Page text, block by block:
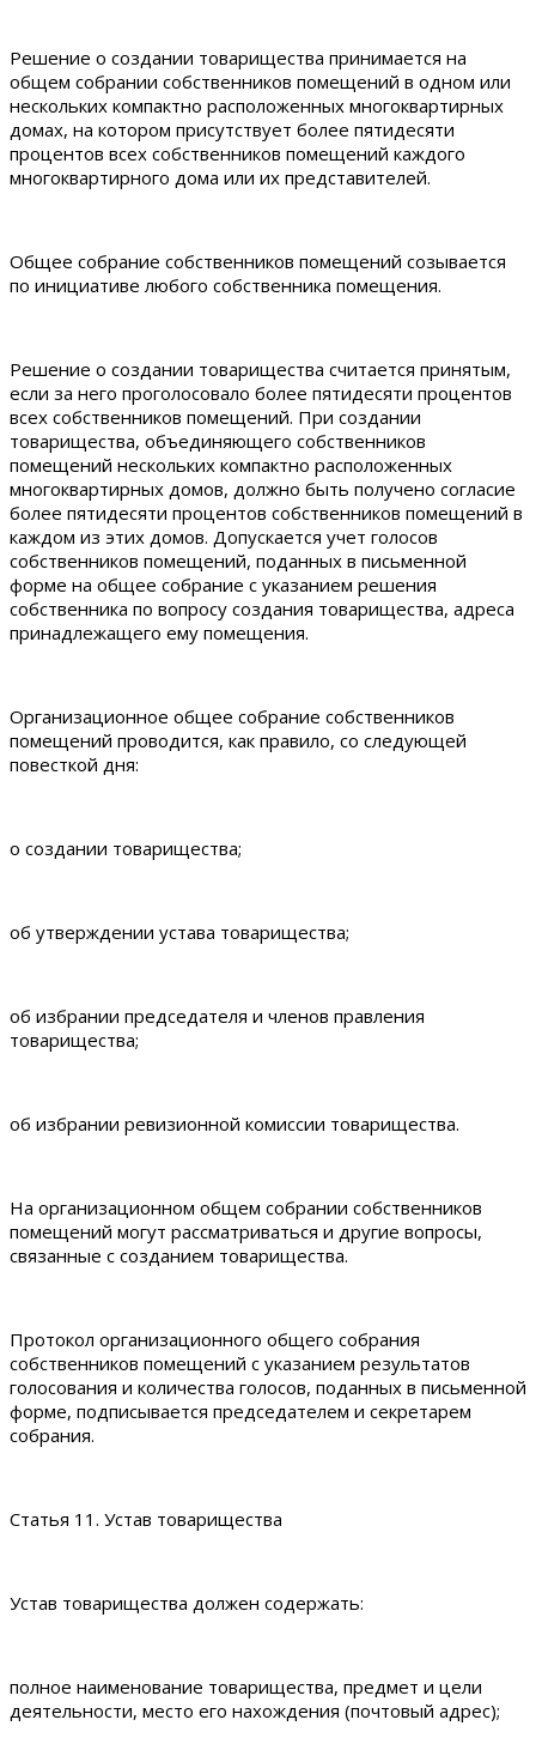
Решение о создании товарищества принимается на
общем собрании собственников помещений в одном или
нескольких компактно расположенных многоквартирных
домах, на котором присутствует более пятидесяти
процентов всех собственников помещений каждого
многоквартирного дома или их представителей.
Общее собрание собственников помещений созывается
по инициативе любого собственника помещения.
Решение о создании товарищества считается принятым,
если за него проголосовало более пятидесяти процентов
всех собственников помещений. При создании
товарищества, объединяющего собственников
помещений нескольких компактно расположенных
многоквартирных домов, должно быть получено согласие
более пятидесяти процентов собственников помещений в
каждом из этих домов. Допускается учет голосов
собственников помещений, поданных в письменной
форме на общее собрание с указанием решения
собственника по вопросу создания товарищества, адреса
принадлежащего ему помещения.
Организационное общее собрание собственников
помещений проводится, как правило, со следующей
повесткой дня:
о создании товарищества;
об утверждении устава товарищества;
об избрании председателя и членов правления
товарищества;
об избрании ревизионной комиссии товарищества.
На организационном общем собрании собственников
помещений могут рассматриваться и другие вопросы,
связанные с созданием товарищества.
Протокол организационного общего собрания
собственников помещений с указанием результатов
голосования и количества голосов, поданных в письменной
форме, подписывается председателем и секретарем
собрания.
Статья 11. Устав товарищества
Устав товарищества должен содержать:
полное наименование товарищества, предмет и цели
деятельности, место его нахождения (почтовый адрес);